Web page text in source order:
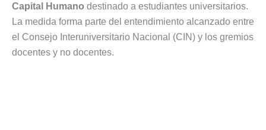
Capital Humano destinado a estudiantes universitarios.
La medida forma parte del entendimiento alcanzado entre
el Consejo Interuniversitario Nacional (CIN) y los gremios
docentes y no docentes.